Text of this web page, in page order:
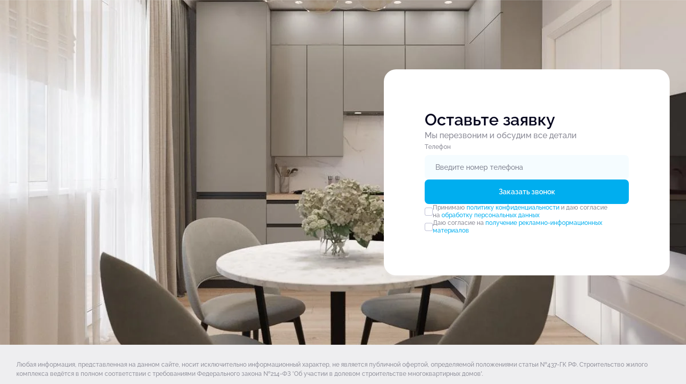
Оставьте заявку
Мы перезвоним и обсудим все детали
Tелефон
Заказать звонок
Принимаю политику конфиденциальностии даю согласие
на обработку персональных данных
Даю согласие на получение рекламно-информационных
материалов
Любая информация, представленная на данном сайте, носит исключительно информационный характер, не является публичной офертой, определяемой положениями статьи №437-ГК РФ. Строительство жилого
комплекса ведётся в полном соответствии с требованиями Федерального закона №214-ФЗ 'Об участии в долевом строительстве многоквартирных домов'.